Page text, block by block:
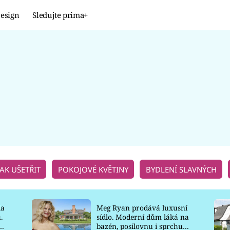
Sledujte prima+
UŠETŘIT POKOJOVÉ KVĚTINY BYDLENÍ SLAVNÝCH
Meg Ryan prodává luxusní
sídlo. Moderní dům láká na
bazén, posilovnu i sprchu